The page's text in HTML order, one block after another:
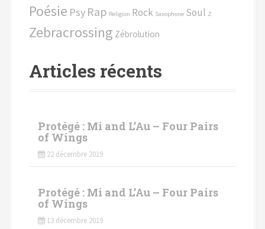
rPoésie Psy Rap Religion Rock Saxophone Soul Z
Zebracrossing Zébrolution
Articles récents
Protégé : Mi and L’Au – Four Pairs
of Wings
22 décembre 2019
Protégé : Mi and L’Au – Four Pairs
of Wings
13 décembre 2019